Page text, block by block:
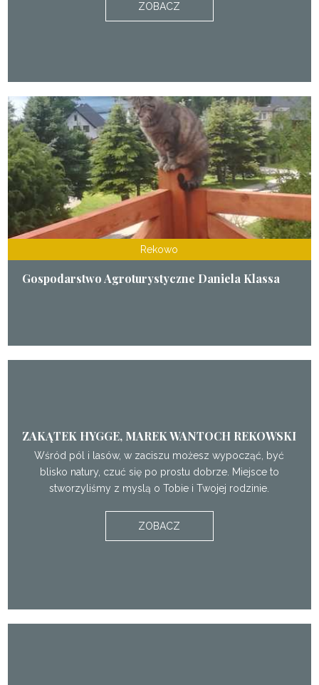
ZOBACZ
Rekowo
Gospodarstwo Agroturystyczne Daniela Klassa
ZAKĄTEK HYGGE, MAREK WANTOCH REKOWSKI
Wśród pól i lasów, w zaciszu możesz wypocząć, być
blisko natury, czuć się po prostu dobrze. Miejsce to
stworzyliśmy z myslą o Tobie i Twojej rodzinie.
ZOBACZ